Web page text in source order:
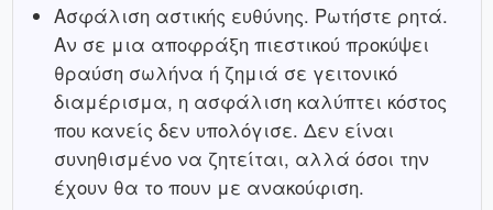
Ασφάλιση αστικής ευθύνης. Ρωτήστε ρητά.
Αν σε μια αποφράξη πιεστικού προκύψει
θραύση σωλήνα ή ζημιά σε γειτονικό
διαμέρισμα, η ασφάλιση καλύπτει κόστος
που κανείς δεν υπολόγισε. Δεν είναι
συνηθισμένο να ζητείται, αλλά όσοι την
έχουν θα το πουν με ανακούφιση.